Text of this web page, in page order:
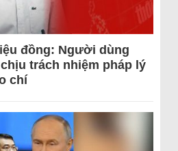
đồng: Người dùng
trách nhiệm pháp lý
chí